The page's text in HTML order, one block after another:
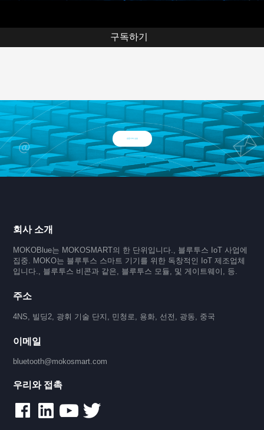
구독하기
전문가와 상담
회사 소개
MOKOBlue는 MOKOSMART의 한 단위입니다., 블루투스 IoT 사업에
집중. MOKO는 블루투스 스마트 기기를 위한 독창적인 IoT 제조업체
입니다., 블루투스 비콘과 같은, 블루투스 모듈, 및 게이트웨이, 등.
주소
4NS, 빌딩2, 광휘 기술 단지, 민청로, 용화, 선전, 광동, 중국
이메일
bluetooth@mokosmart.com
우리와 접촉